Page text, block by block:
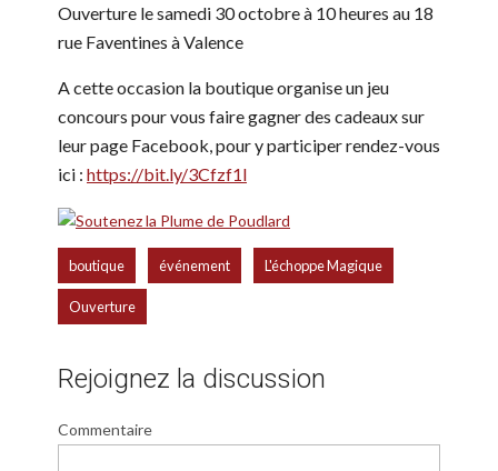
Ouverture le samedi 30 octobre à 10 heures au 18
rue Faventines à Valence
A cette occasion la boutique organise un jeu
concours pour vous faire gagner des cadeaux sur
leur page Facebook, pour y participer rendez-vous
ici : https://bit.ly/3Cfzf1l
boutique événement L'échoppe Magique
Ouverture
Rejoignez la discussion
Commentaire